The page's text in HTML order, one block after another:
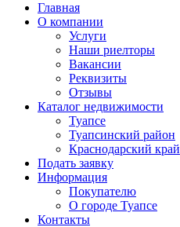
Главная
О компании
Услуги
Наши риелторы
Вакансии
Реквизиты
Отзывы
Каталог недвижимости
Туапсе
Туапсинский район
Краснодарский край
Подать заявку
Информация
Покупателю
О городе Туапсе
Контакты